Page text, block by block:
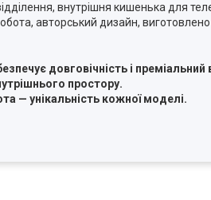
внутрішня кишенька для
авторський дизайн, виготовлено
довговічність і преміальний
простору.
— унікальність кожної моделі.